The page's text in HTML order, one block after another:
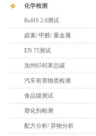
化学检测
RoHS 2.0测试
卤素/ 甲醛/ 重金属
EN 71测试
加州65邻苯总碳
汽车有害物质检测
食品级测试
塑化剂检测
配方分析/ 异物分析